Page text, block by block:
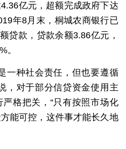
亿元，超额完成政府下达
年8月末，桐城农商银行已
贷款，贷款余额3.86亿元，
。
种社会责任，但也要遵循
，对于部分信贷资金使用主
格把关，“只有按照市场化
能可控，这件事才能长久地